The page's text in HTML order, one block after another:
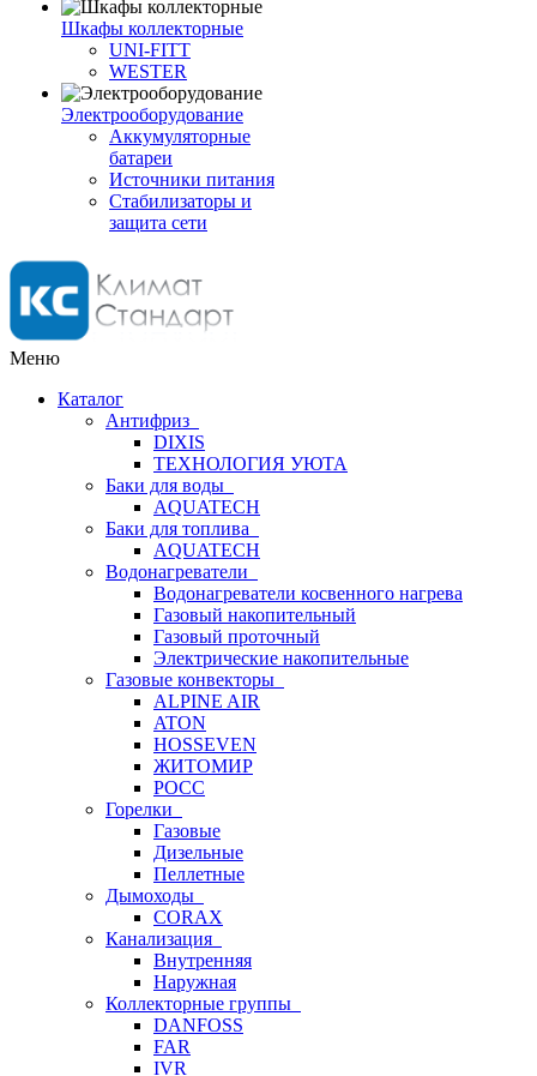
Шкафы коллекторные
UNI-FITT
WESTER
Электрооборудование
Аккумуляторные
батареи
Источники питания
Стабилизаторы и
защита сети
Меню
Каталог
Антифриз
DIXIS
ТЕХНОЛОГИЯ УЮТА
Баки для воды
AQUATECH
Баки для топлива
AQUATECH
Водонагреватели
Водонагреватели косвенного нагрева
Газовый накопительный
Газовый проточный
Электрические накопительные
Газовые конвекторы
ALPINE AIR
ATON
HOSSEVEN
ЖИТОМИР
РОСС
Горелки
Газовые
Дизельные
Пеллетные
Дымоходы
CORAX
Канализация
Внутренняя
Наружная
Коллекторные группы
DANFOSS
FAR
IVR